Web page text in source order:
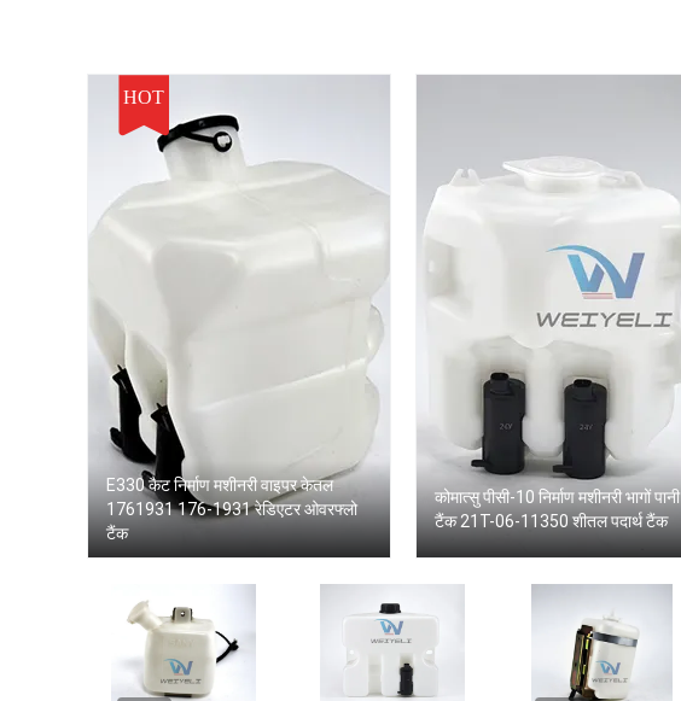
HOT
E330 कैट निर्माण मशीनरी वाइपर केतल
1761931 176-1931 रेडिएटर ओवरफ्लो
टैंक
कोमात्सु पीसी-10 निर्माण मशीनरी भागों पानी
टैंक 21T-06-11350 शीतल पदार्थ टैंक